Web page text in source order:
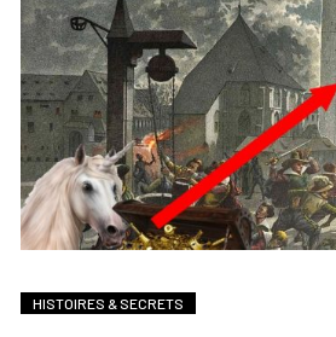
HISTOIRES & SECRETS